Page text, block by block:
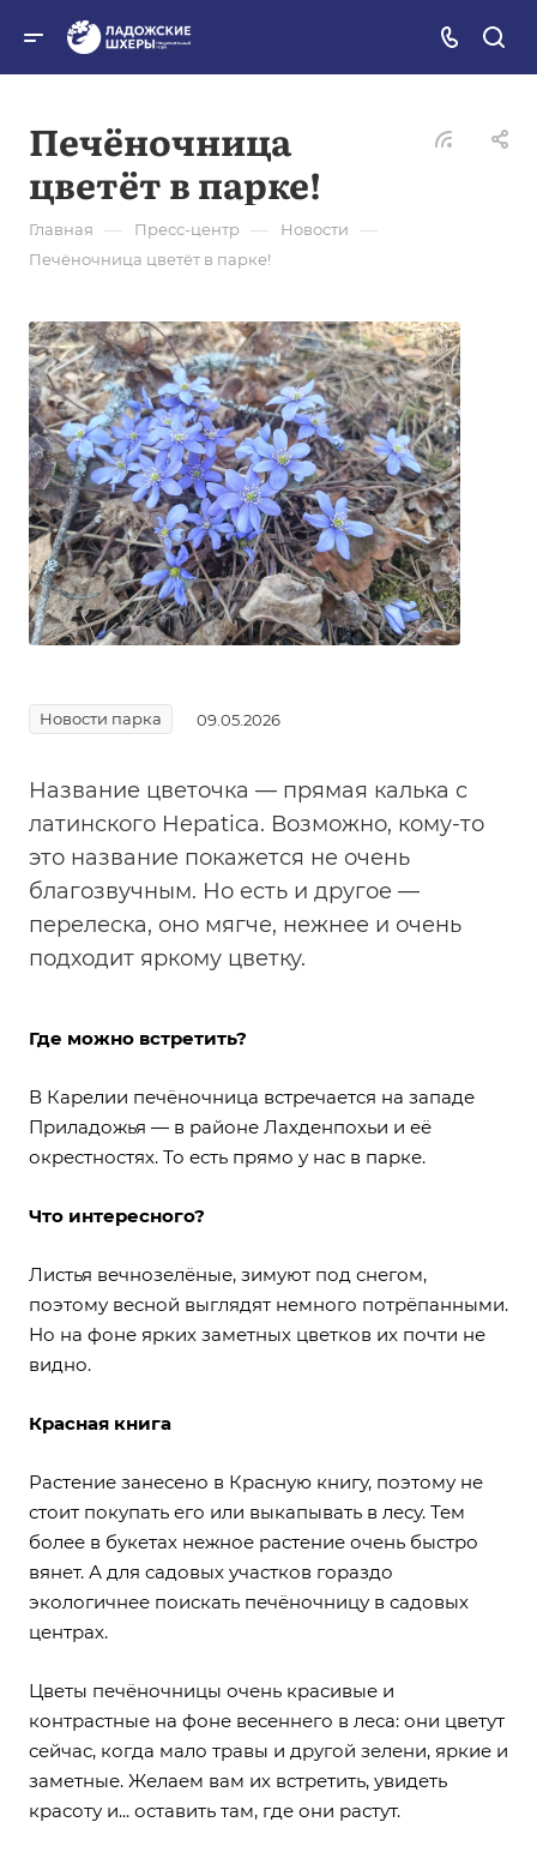
Печёночница
цветёт в парке!
Главная — Пресс-центр — Новости —
Печёночница цветёт в парке!
Новости парка 09.05.2026
Название цветочка — прямая калька с
латинского Hepatica. Возможно, кому-то
это название покажется не очень
благозвучным. Но есть и другое —
перелеска, оно мягче, нежнее и очень
подходит яркому цветку.
Где можно встретить?
В Карелии печёночница встречается на западе
Приладожья — в районе Лахденпохьи и её
окрестностях. То есть прямо у нас в парке.
Что интересного?
Листья вечнозелёные, зимуют под снегом,
поэтому весной выглядят немного потрёпанными.
Но на фоне ярких заметных цветков их почти не
видно.
Красная книга
Растение занесено в Красную книгу, поэтому не
стоит покупать его или выкапывать в лесу. Тем
более в букетах нежное растение очень быстро
вянет. А для садовых участков гораздо
экологичнее поискать печёночницу в садовых
центрах.
Цветы печёночницы очень красивые и
контрастные на фоне весеннего в леса: они цветут
сейчас, когда мало травы и другой зелени, яркие и
заметные. Желаем вам их встретить, увидеть
красоту и... оставить там, где они растут.